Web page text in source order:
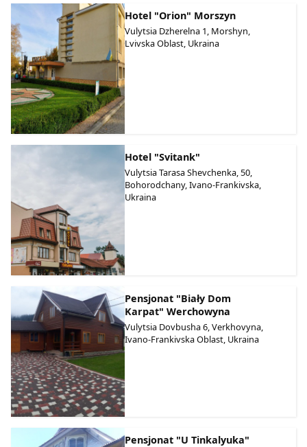
Hotel "Orion" Morszyn
Vulytsia Dzherelna 1, Morshyn,
Lvivska Oblast, Ukraina
Hotel "Svitank"
Vulytsia Tarasa Shevchenka, 50,
Bohorodchany, Ivano-Frankivska,
Ukraina
Pensjonat "Biały Dom
Karpat" Werchowyna
Vulytsia Dovbusha 6, Verkhovyna,
Ivano-Frankivska Oblast, Ukraina
Pensjonat "U Tinkalyuka"